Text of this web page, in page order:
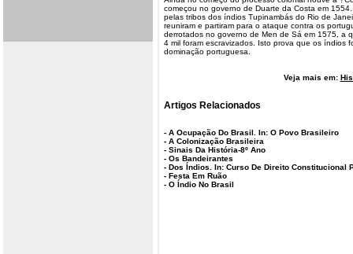
começou no governo de Duarte da Costa em
pelas tribos dos índios Tupinambás do Rio de
reuniram e partiram para o ataque contra os
derrotados no governo de Men de Sá em 1575, a
4 mil foram escravizados. Isto prova que os índios
dominação portuguesa.
Veja mais em:
Artigos Relacionados
- A Ocupação Do Brasil. In: O Povo Brasileiro
- A Colonização Brasileira
- Sinais Da História-8º Ano
- Os Bandeirantes
- Dos Índios. In: Curso De Direito Constitucional
- Festa Em Ruão
- O Índio No Brasil